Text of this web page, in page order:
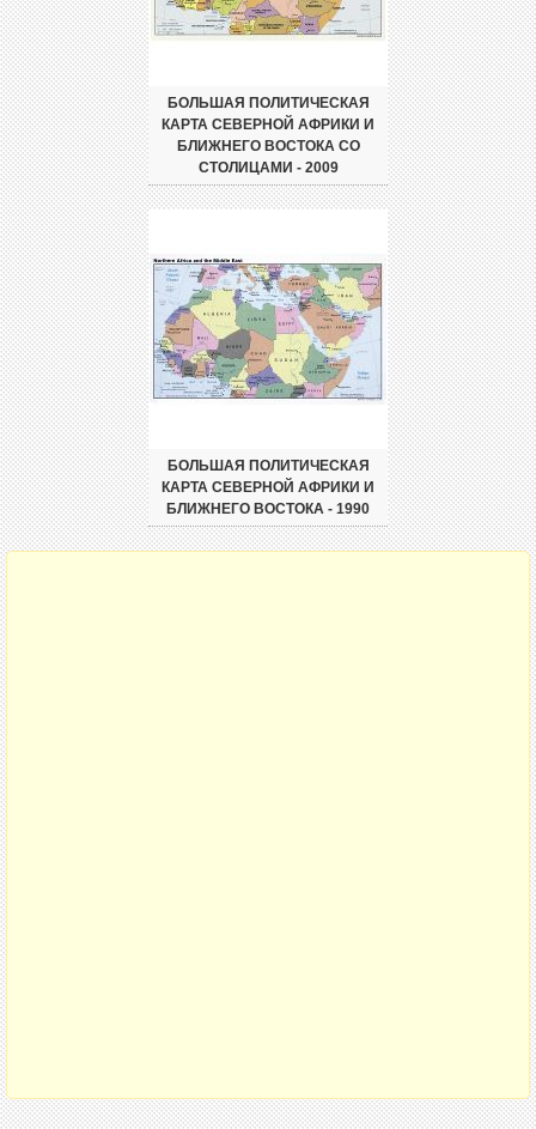
БОЛЬШАЯ ПОЛИТИЧЕСКАЯ
КАРТА СЕВЕРНОЙ АФРИКИ И
БЛИЖНЕГО ВОСТОКА СО
СТОЛИЦАМИ - 2009
БОЛЬШАЯ ПОЛИТИЧЕСКАЯ
КАРТА СЕВЕРНОЙ АФРИКИ И
БЛИЖНЕГО ВОСТОКА - 1990